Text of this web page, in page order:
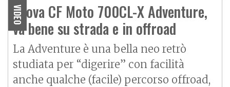
VIDEO
Prova CF Moto 700CL-X Adventure,
va bene su strada e in offroad
La Adventure è una bella neo retrò
studiata per “digerire” con facilità
anche qualche (facile) percorso offroad,